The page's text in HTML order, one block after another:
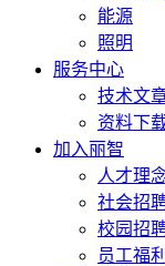
能源
照明
服务中心
技术文
资料下
加入丽智
人才理
社会招
校园招
员工福利